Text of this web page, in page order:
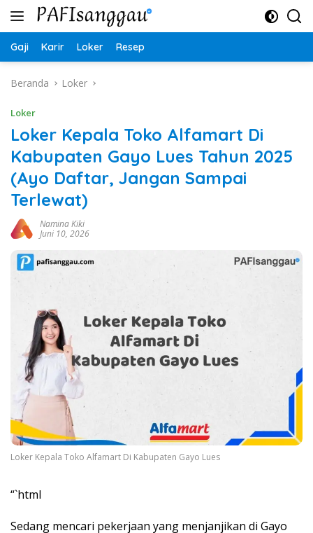
Langsung
Gaji Karir Loker Resep
Beranda Loker
Loker
Loker Kepala Toko Alfamart Di
Kabupaten Gayo Lues Tahun 2025
(Ayo Daftar, Jangan Sampai
Terlewat)
Namina Kiki
Juni 10, 2026
Loker Kepala Toko Alfamart Di Kabupaten Gayo Lues
“`html
Sedang mencari pekerjaan yang menjanjikan di Gayo